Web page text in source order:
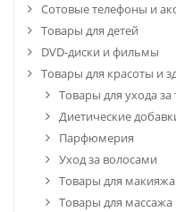
Сотовые телефоны и
Товары для детей
DVD-диски и фильмы
Товары для красоты и
Товары для ухода за
Диетические
Парфюмерия
Уход за волосами
Товары для макияжа
Товары для массажа